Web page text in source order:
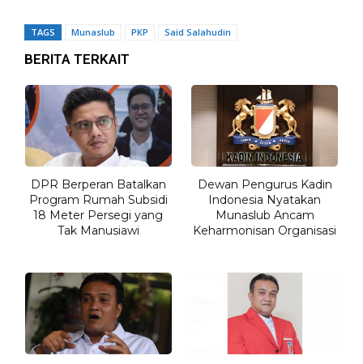
TAGS Munaslub PKP Said Salahudin
BERITA TERKAIT
DPR Berperan Batalkan
Program Rumah Subsidi
18 Meter Persegi yang
Tak Manusiawi
Dewan Pengurus Kadin
Indonesia Nyatakan
Munaslub Ancam
Keharmonisan Organisasi